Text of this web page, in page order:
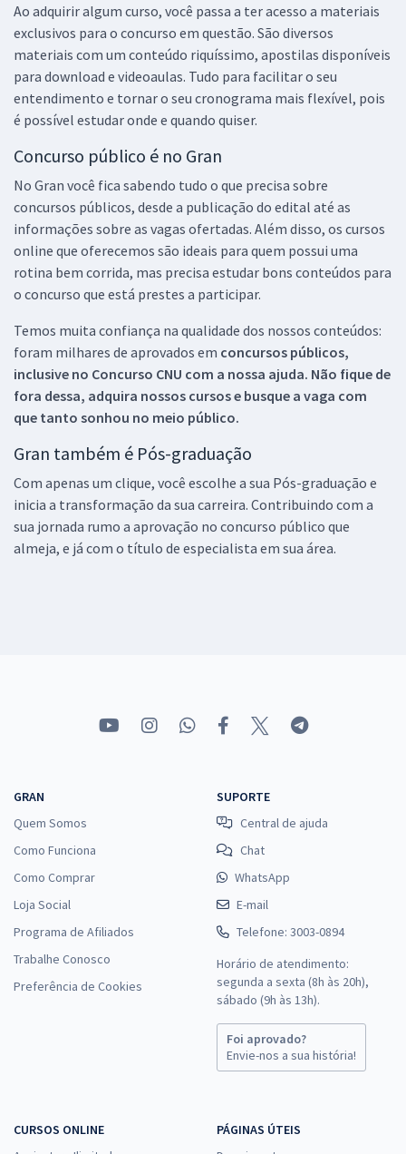
Ao adquirir algum curso, você passa a ter acesso a materiais
exclusivos para o concurso em questão. São diversos
materiais com um conteúdo riquíssimo, apostilas disponíveis
para download e videoaulas. Tudo para facilitar o seu
entendimento e tornar o seu cronograma mais flexível, pois
é possível estudar onde e quando quiser.
Concurso público é no Gran
No Gran você fica sabendo tudo o que precisa sobre
concursos públicos, desde a publicação do edital até as
informações sobre as vagas ofertadas. Além disso, os cursos
online que oferecemos são ideais para quem possui uma
rotina bem corrida, mas precisa estudar bons conteúdos para
o concurso que está prestes a participar.
Temos muita confiança na qualidade dos nossos conteúdos:
foram milhares de aprovados em concursos públicos,
inclusive no Concurso CNU com a nossa ajuda. Não fique de
fora dessa, adquira nossos cursos e busque a vaga com
que tanto sonhou no meio público.
Gran também é Pós-graduação
Com apenas um clique, você escolhe a sua Pós-graduação e
inicia a transformação da sua carreira. Contribuindo com a
sua jornada rumo a aprovação no concurso público que
almeja, e já com o título de especialista em sua área.
GRAN
Quem Somos
Como Funciona
Como Comprar
Loja Social
Programa de Afiliados
Trabalhe Conosco
Preferência de Cookies
SUPORTE
Central de ajuda
Chat
WhatsApp
E-mail
Telefone: 3003-0894
Horário de atendimento:
segunda a sexta (8h às 20h),
sábado (9h às 13h).
Foi aprovado?
Envie-nos a sua história!
CURSOS ONLINE
PÁGINAS ÚTEIS